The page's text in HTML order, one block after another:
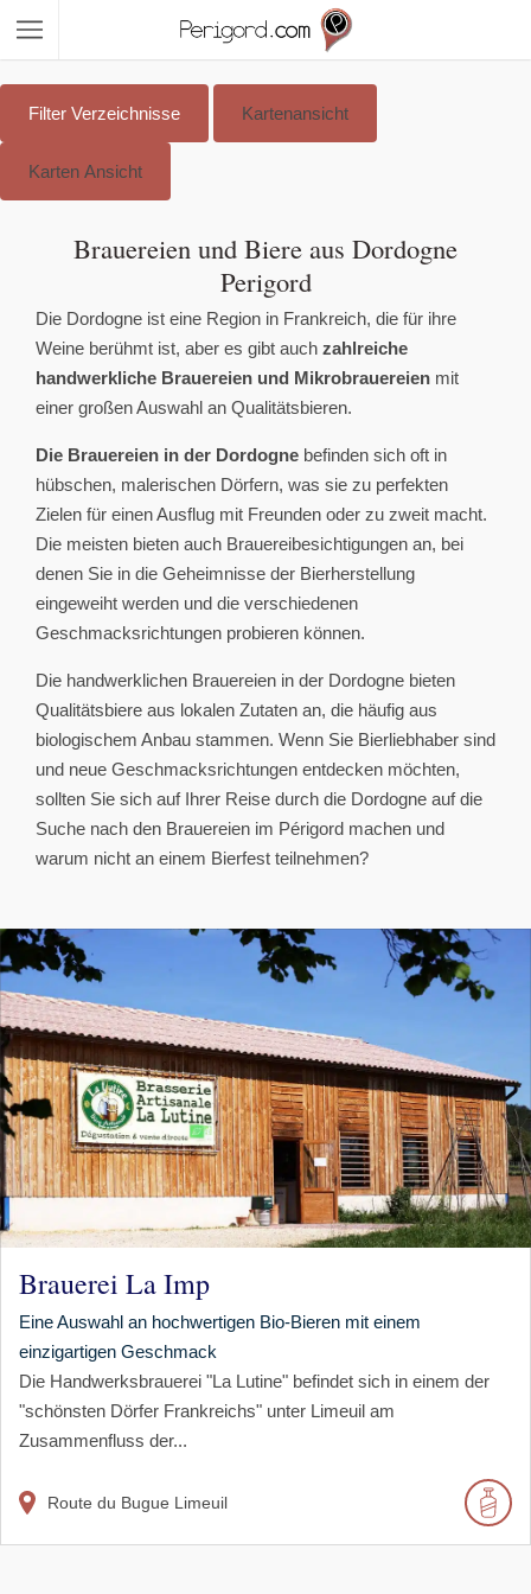
Filter Verzeichnisse Kartenansicht
Karten Ansicht
Brauereien und Biere aus Dordogne
Perigord
Die Dordogne ist eine Region in Frankreich, die für ihre
Weine berühmt ist, aber es gibt auch zahlreiche
handwerkliche Brauereien und Mikrobrauereien mit
einer großen Auswahl an Qualitätsbieren.
Die Brauereien in der Dordogne befinden sich oft in
hübschen, malerischen Dörfern, was sie zu perfekten
Zielen für einen Ausflug mit Freunden oder zu zweit macht.
Die meisten bieten auch Brauereibesichtigungen an, bei
denen Sie in die Geheimnisse der Bierherstellung
eingeweiht werden und die verschiedenen
Geschmacksrichtungen probieren können.
Die handwerklichen Brauereien in der Dordogne bieten
Qualitätsbiere aus lokalen Zutaten an, die häufig aus
biologischem Anbau stammen. Wenn Sie Bierliebhaber sind
und neue Geschmacksrichtungen entdecken möchten,
sollten Sie sich auf Ihrer Reise durch die Dordogne auf die
Suche nach den Brauereien im Périgord machen und
warum nicht an einem Bierfest teilnehmen?
Brauerei La Imp
Eine Auswahl an hochwertigen Bio-Bieren mit einem
einzigartigen Geschmack
Die Handwerksbrauerei "La Lutine" befindet sich in einem der
"schönsten Dörfer Frankreichs" unter Limeuil am
Zusammenfluss der...
Route du Bugue Limeuil